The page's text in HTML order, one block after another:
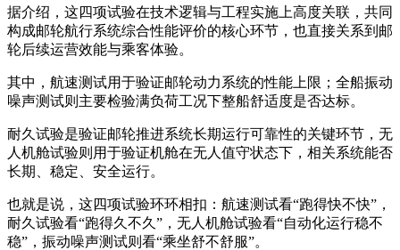
据介绍，这四项试验在技术逻辑与工程实施上高度关联，共同
构成邮轮航行系统综合性能评价的核心环节，也直接关系到邮
轮后续运营效能与乘客体验。
其中，航速测试用于验证邮轮动力系统的性能上限；全船振动
噪声测试则主要检验满负荷工况下整船舒适度是否达标。
耐久试验是验证邮轮推进系统长期运行可靠性的关键环节，无
人机舱试验则用于验证机舱在无人值守状态下，相关系统能否
长期、稳定、安全运行。
也就是说，这四项试验环环相扣：航速测试看“跑得快不快”，
耐久试验看“跑得久不久”，无人机舱试验看“自动化运行稳不
稳”，振动噪声测试则看“乘坐舒不舒服”。